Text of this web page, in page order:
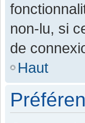
non-lu, si
de
Haut